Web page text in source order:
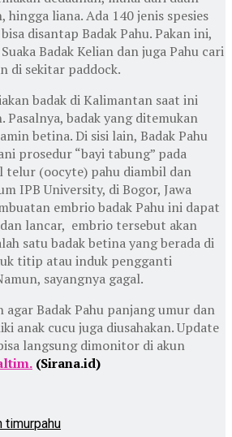
hingga liana. Ada 140 jenis spesies
disantap Badak Pahu. Pakan ini,
Badak Kelian dan juga Pahu cari
di sekitar paddock.
badak di Kalimantan saat ini
Pasalnya, badak yang ditemukan
betina. Di sisi lain, Badak Pahu
prosedur “bayi tabung” pada
telur (oocyte) pahu diambil dan
IPB University, di Bogor, Jawa
embrio badak Pahu ini dapat
lancar, embrio tersebut akan
satu badak betina yang berada di
titip atau induk pengganti
sayangnya gagal.
agar Badak Pahu panjang umur dan
anak cucu juga diusahakan. Update
langsung dimonitor di akun
(Sirana.id)
timurpahu